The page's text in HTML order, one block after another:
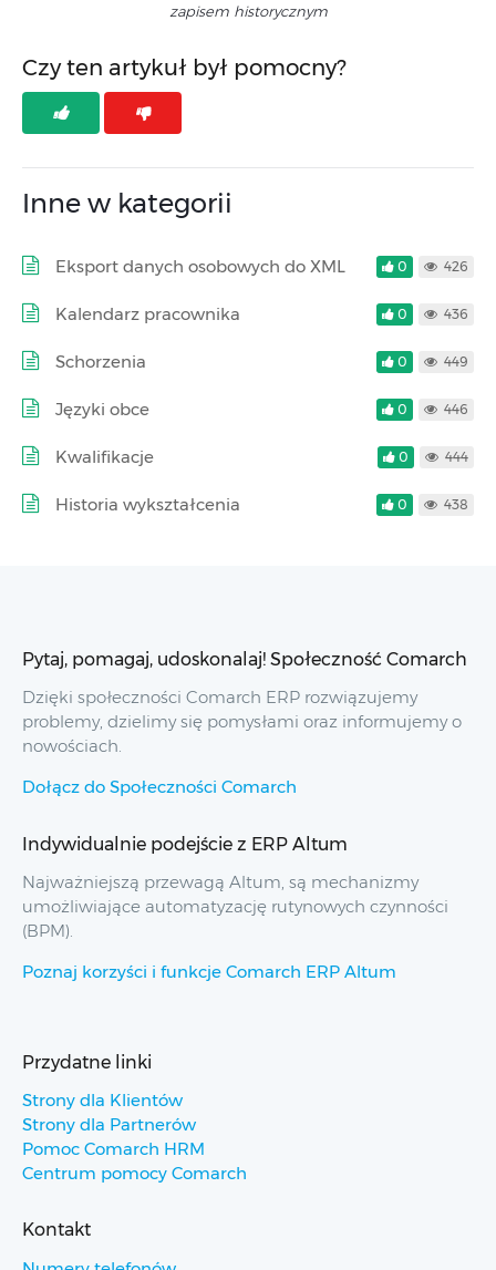
zapisem historycznym
Czy ten artykuł był pomocny?
Inne w kategorii
Eksport danych osobowych do XML 0 426
Kalendarz pracownika 0 436
Schorzenia 0 449
Języki obce 0 446
Kwalifikacje 0 444
Historia wykształcenia 0 438
Pytaj, pomagaj, udoskonalaj! Społeczność Comarch
Dzięki społeczności Comarch ERP rozwiązujemy
problemy, dzielimy się pomysłami oraz informujemy o
nowościach.
Dołącz do Społeczności Comarch
Indywidualnie podejście z ERP Altum
Najważniejszą przewagą Altum, są mechanizmy
umożliwiające automatyzację rutynowych czynności
(BPM).
Poznaj korzyści i funkcje Comarch ERP Altum
Przydatne linki
Strony dla Klientów
Strony dla Partnerów
Pomoc Comarch HRM
Centrum pomocy Comarch
Kontakt